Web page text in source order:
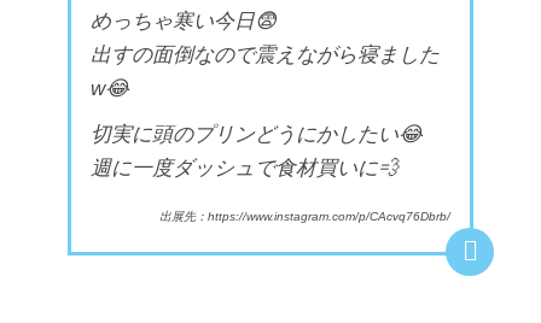
めっちゃ寒い今日😨
出すの面倒なので震えながら寝ました
w😂
切実に頭のプリンどうにかしたい😂
週に一度ダッシュで食材買いに💨
出展先：https://www.instagram.com/p/CAcvq76Dbrb/